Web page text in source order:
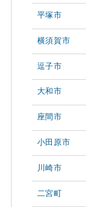
平塚市
横須賀市
逗子市
大和市
座間市
小田原市
川崎市
二宮町